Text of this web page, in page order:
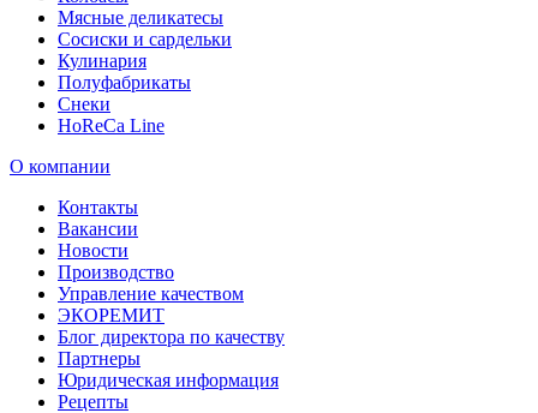
Мясные деликатесы
Сосиски и сардельки
Кулинария
Полуфабрикаты
Снеки
HoReCa Line
О компании
Контакты
Вакансии
Новости
Производство
Управление качеством
ЭКОРЕМИТ
Блог директора по качеству
Партнеры
Юридическая информация
Рецепты